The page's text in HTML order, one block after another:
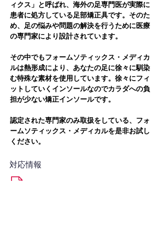
ィクス」と呼ばれ、海外の足専門医が実際に
患者に処方している足部矯正具です。そのた
め、足の悩みや問題の解決を行うために医療
の専門家により設計されています。
その中でもフォームソティックス・メディカ
ルは熱形成により、あなたの足に徐々に馴染
む特殊な素材を使用しています。徐々にフィ
ットしていくインソールなのでカラダへの負
担が少ない矯正インソールです。
認定された専門家のみ取扱をしている、フォ
ームソティックス・メディカルを是非お試し
ください。
対応情報